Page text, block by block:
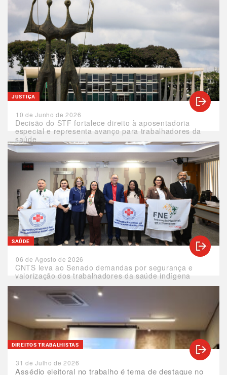
Decisão do STF fortalece direito à aposentadoria
especial e representa avanço para trabalhadores da
saúde
JUSTIÇA
10 de Junho de 2026
CNTS leva ao Senado demandas por segurança e
valorização dos trabalhadores da saúde indígena
SAÚDE
06 de Agosto de 2026
Assédio eleitoral no trabalho é tema de destaque no
DIREITOS TRABALHISTAS
31 de Julho de 2026